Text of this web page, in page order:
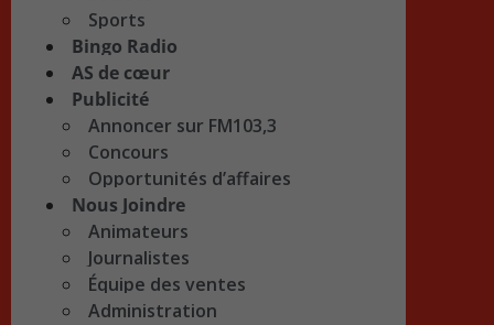
Sports
Bingo Radio
AS de cœur
Publicité
Annoncer sur FM103,3
Concours
Opportunités d’affaires
Nous Joindre
Animateurs
Journalistes
Équipe des ventes
Administration